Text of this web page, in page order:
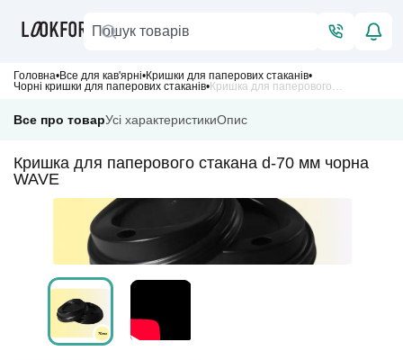
Головна Все для кав'ярні Кришки для паперових стаканів
Чорні кришки для паперових стаканів
Кришка для паперового стакана d-70 мм чорна WAVE
Все про товарУсі характеристикиОпис
Кришка для паперового стакана d-70 мм чорна
WAVE